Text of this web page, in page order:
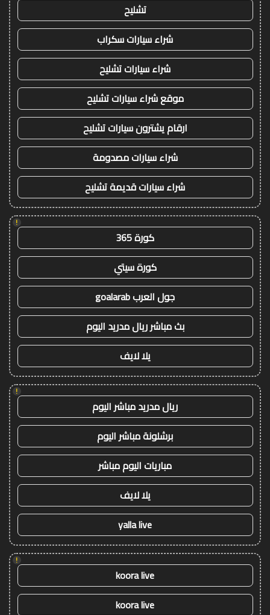
تشليح
شراء سيارات سكراب
شراء سيارات تشليح
موقع شراء سيارات تشليح
ارقام يشترون سيارات تشليح
شراء سيارات مصدومة
شراء سيارات قديمة تشليح
!
كورة 365
كورة سيتي
جول العرب goalarab
بث مباشر ريال مدريد اليوم
يلا لايف
!
ريال مدريد مباشر اليوم
برشلونة مباشر اليوم
مباريات اليوم مباشر
يلا لايف
yalla live
!
koora live
koora live